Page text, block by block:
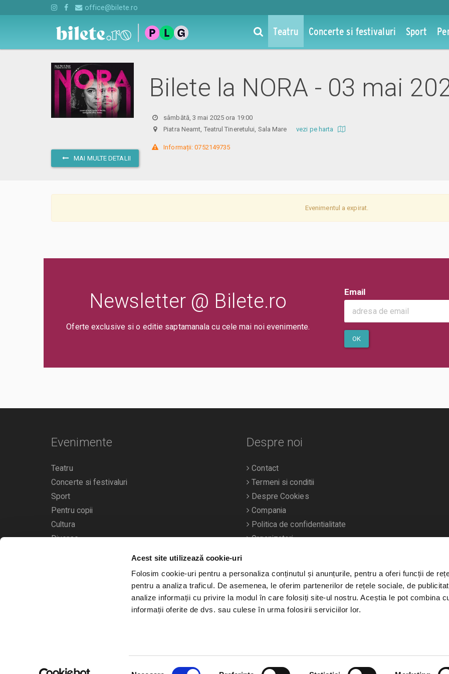
Acest site utilizează cookie-uri
Folosim cookie-uri pentru a personaliza conținutul și anunțurile, pentru a oferi funcții de
pentru a analiza traficul. De asemenea, le oferim partenerilor de rețele sociale, de
analize informații cu privire la modul în care folosiți site-ul nostru. Aceștia le pot combina
informații oferite de dvs. sau culese în urma folosirii serviciilor lor.
office@bilete.ro
Teatru Concerte si festivaluri Sport
MAI MULTE DETALII
Bilete la NORA - 03 mai
sâmbătă, 3 mai 2025 ora 19:00
Piatra Neamt, Teatrul Tineretului, Sala Marevezi pe harta
Informații: 0752149735
Evenimentul a expirat.
Newsletter @ Bilete.ro
Oferte exclusive si o editie saptamanala cu cele mai noi evenimente.
Email
OK
Evenimente
Teatru
Concerte si festivaluri
Sport
Pentru copii
Cultura
Diverse
Calendarul evenimentelor
Despre noi
Contact
Termeni si conditii
Despre Cookies
Compania
Politica de confidentialitate
Organizatori
Bilete.ro
A.N.P.C.
O.D.R.